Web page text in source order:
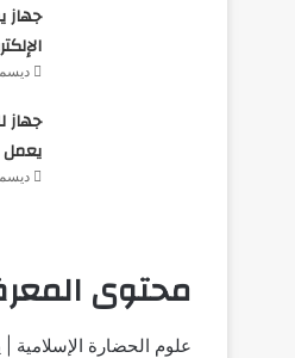
جهاز
ديسمبر 10,
جهاز
يعمل
ديسمبر 10,
محتوى
علوم الحضارة